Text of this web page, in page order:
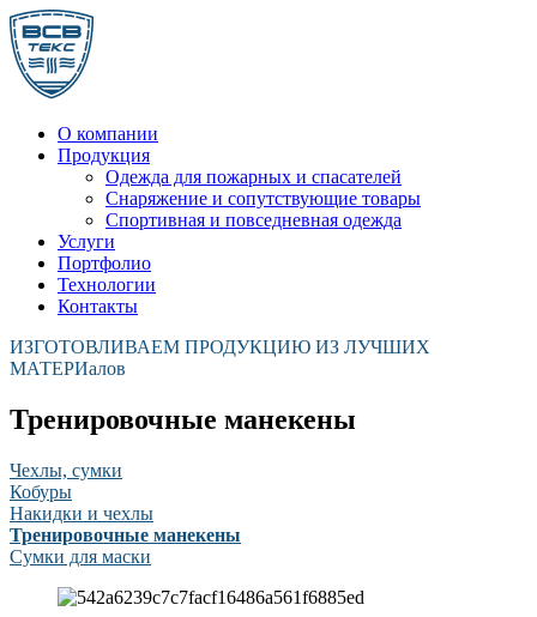
О компании
Продукция
Одежда для пожарных и спасателей
Снаряжение и сопутствующие товары
Спортивная и повседневная одежда
Услуги
Портфолио
Технологии
Контакты
ИЗГОТОВЛИВАЕМ ПРОДУКЦИЮ ИЗ ЛУЧШИХ
МАТЕРИалов
Тренировочные манекены
Чехлы, сумки
Кобуры
Накидки и чехлы
Тренировочные манекены
Сумки для маски